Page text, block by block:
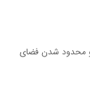
و محدود شدن فضای